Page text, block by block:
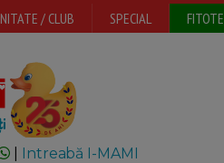
/ CLUB SPECIAL
Intreabă I-MAMI